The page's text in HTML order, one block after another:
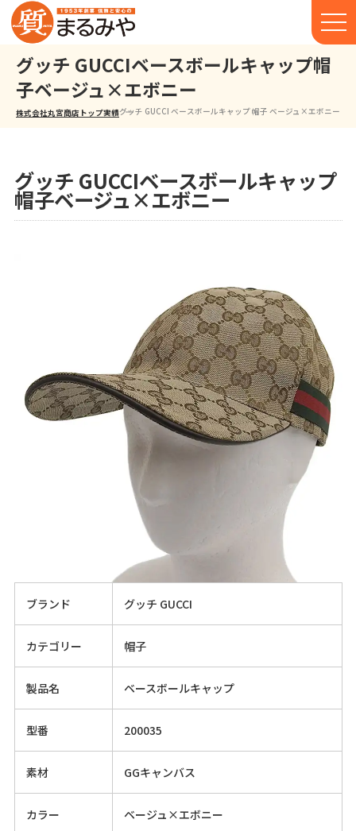
グッチ GUCCIベースボールキャップ帽
子ベージュ×エボニー
株式会社丸宮商店トップ⁩実績グッチ GUCCI ベースボールキャップ 帽子 ベージュ×エボニー
グッチ GUCCIベースボールキャップ
帽子ベージュ×エボニー
ブランド グッチ GUCCI
カテゴリー 帽子
製品名 ベースボールキャップ
型番 200035
素材 GGキャンバス
カラー ベージュ×エボニー